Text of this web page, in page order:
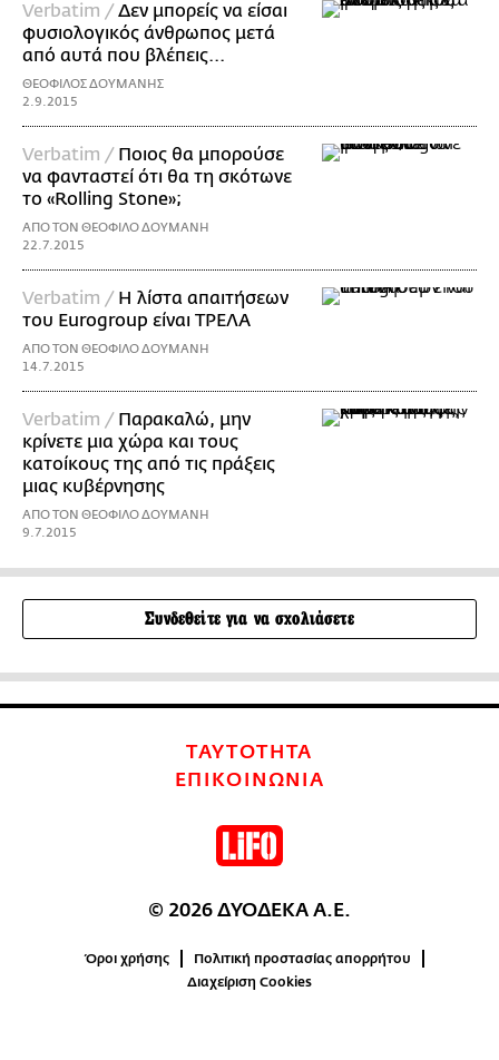
Verbatim /Δεν μπορείς να είσαι
φυσιολογικός άνθρωπος μετά
από αυτά που βλέπεις...
ΘΕΟΦΙΛΟΣ ΔΟΥΜΑΝΗΣ
2.9.2015
Verbatim / Ποιος θα μπορούσε
να φανταστεί ότι θα τη σκότωνε
το «Rolling Stone»;
ΑΠΟ ΤΟΝ ΘΕΟΦΙΛΟ ΔΟΥΜΑΝΗ
22.7.2015
Verbatim / Η λίστα απαιτήσεων
του Eurogroup είναι ΤΡΕΛΑ
ΑΠΟ ΤΟΝ ΘΕΟΦΙΛΟ ΔΟΥΜΑΝΗ
14.7.2015
Verbatim / Παρακαλώ, μην
κρίνετε μια χώρα και τους
κατοίκους της από τις πράξεις
μιας κυβέρνησης
ΑΠΟ ΤΟΝ ΘΕΟΦΙΛΟ ΔΟΥΜΑΝΗ
9.7.2015
Συνδεθείτε για να σχολιάσετε
ΤΑΥΤΟΤΗΤΑ
ΕΠΙΚΟΙΝΩΝΙΑ
© 2026 ΔΥΟΔΕΚΑ Α.Ε.
Όροι χρήσης
Πολιτική προστασίας απορρήτου
Διαχείριση Cookies